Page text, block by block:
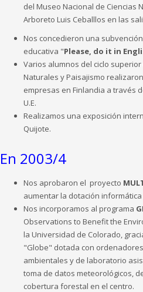
del Museo Nacional de Ciencias
Arboreto Luis Ceballlos en las
Nos concedieron una
educativa "Please, do it in
Varios alumnos del ciclo
Naturales y Paisajismo
empresas en Finlandia a través
U.E.
Realizamos una exposición
Quijote.
En 2003/4
Nos aprobaron el proyecto
aumentar la dotación
Nos incorporamos al programa
Observations to Benefit the
la Universidad de Colorado,
"Globe" dotada con
ambientales y de laboratorio
toma de datos meteorológicos,
cobertura forestal en el centro.